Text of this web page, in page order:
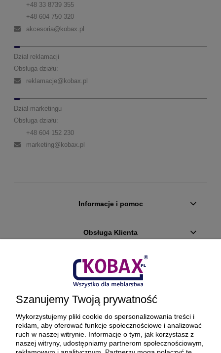
+48 33 8739 355
+48 604 750 320
akcesoria@kobax.pl
Dział reklamacji
Obsługa działu:
reklamacje@kobax.pl
Dział marketingu
Obsługa działu:
+48 604 152 230
marketing@kobax.pl
Informacje i pomoc
Obsługa Klienta
Konto klienta
Płatności i dostawa
Ciekawostki
O firmie
Szanujemy Twoją prywatność
Wykorzystujemy pliki cookie do spersonalizowania treści i
reklam, aby oferować funkcje społecznościowe i analizować
ruch w naszej witrynie. Informacje o tym, jak korzystasz z
naszej witryny, udostępniamy partnerom społecznościowym,